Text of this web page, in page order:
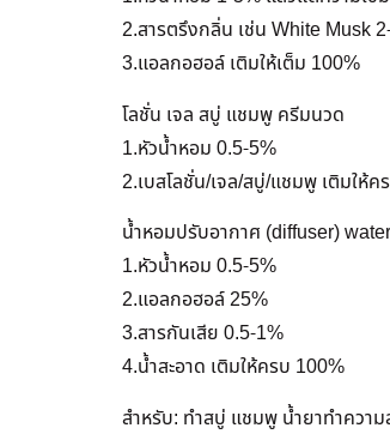
2.สารตรึงกลิ่น เช่น White Musk
3.แอลกอฮอล์ เติมให้เต็ม 100%
โลชั่น เจล สบู่ แชมพู ครีมนวด
1.หัวน้ำหอม 0.5-5%
2.เบสโลชั่น/เจล/สบู่/แชมพู เติมให้ค
น้ำหอมปรับอากาศ (diffuser)
1.หัวน้ำหอม 0.5-5%
2.แอลกอฮอล์ 25%
3.สารกันเสีย 0.5-1%
4.น้ำสะอาด เติมให้ครบ 100%
สำหรับ: ทำสบู่ แชมพู น้ำยาทำความ